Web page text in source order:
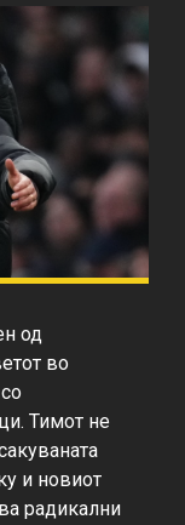
од
во
Тимот не
и новиот
радикални